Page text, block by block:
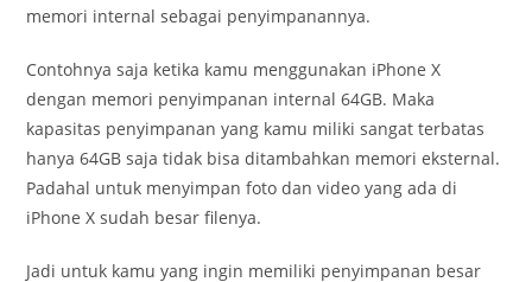
memori internal sebagai penyimpanannya.
Contohnya saja ketika kamu menggunakan iPhone X
dengan memori penyimpanan internal 64GB. Maka
kapasitas penyimpanan yang kamu miliki sangat terbatas
hanya 64GB saja tidak bisa ditambahkan memori eksternal.
Padahal untuk menyimpan foto dan video yang ada di
iPhone X sudah besar filenya.
Jadi untuk kamu yang ingin memiliki penyimpanan besar